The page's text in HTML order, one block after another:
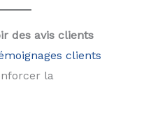
des avis clients
clients
la